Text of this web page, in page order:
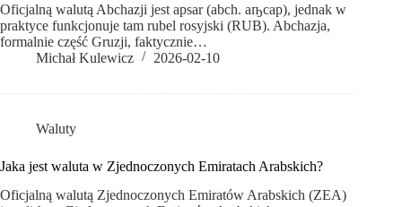
Oficjalną walutą Abchazji jest apsar (abch. аҧсар), jednak w
praktyce funkcjonuje tam rubel rosyjski (RUB). Abchazja,
formalnie część Gruzji, faktycznie…
Michał Kulewicz
2026-02-10
Waluty
Jaka jest waluta w Zjednoczonych Emiratach Arabskich?
Oficjalną walutą Zjednoczonych Emiratów Arabskich (ZEA)